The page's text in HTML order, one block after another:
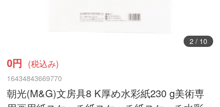
3/ 10
0円 (税込み)
16434843669770
朝光(M&G)文房具8 K厚め水彩紙230 g美術専